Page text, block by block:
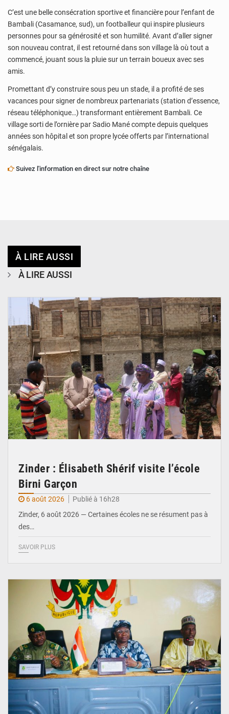
C’est une belle consécration sportive et financière pour l’enfant de
Bambali (Casamance, sud), un footballeur qui inspire plusieurs
personnes pour sa générosité et son humilité. Avant d’aller signer
son nouveau contrat, il est retourné dans son village là où tout a
commencé, jouant sous la pluie sur un terrain boueux avec ses
amis.
Promettant d’y construire sous peu un stade, il a profité de ses
vacances pour signer de nombreux partenariats (station d’essence,
réseau téléphonique…) transformant entièrement Bambali. Ce
village sorti de l’ornière par Sadio Mané compte depuis quelques
années son hôpital et son propre lycée offerts par l’international
sénégalais.
Suivez l'information en direct sur notre chaîne
À LIRE AUSSI
À LIRE AUSSI
Zinder : Élisabeth Shérif visite l’école
Birni Garçon
6 août 2026
Publié à 16h28
Zinder, 6 août 2026 — Certaines écoles ne se résument pas à
des…
SAVOIR PLUS